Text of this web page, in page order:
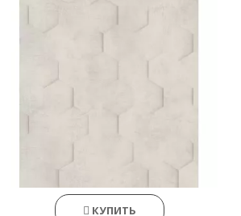
КУПИТЬ